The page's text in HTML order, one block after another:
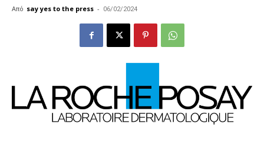
Από say yes to the press - 06/02/2024